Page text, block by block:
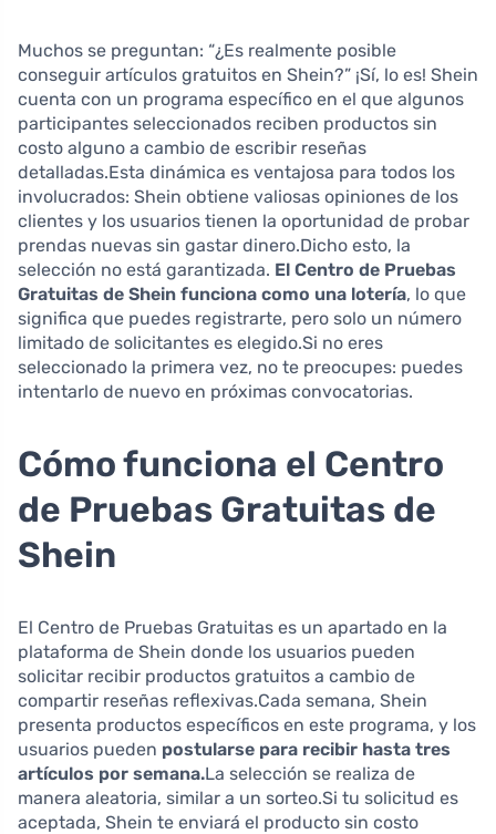
Muchos se preguntan: “¿Es realmente posible
conseguir artículos gratuitos en Shein?” ¡Sí, lo es! Shein
cuenta con un programa específico en el que algunos
participantes seleccionados reciben productos sin
costo alguno a cambio de escribir reseñas
detalladas.Esta dinámica es ventajosa para todos los
involucrados: Shein obtiene valiosas opiniones de los
clientes y los usuarios tienen la oportunidad de probar
prendas nuevas sin gastar dinero.Dicho esto, la
selección no está garantizada. El Centro de Pruebas
Gratuitas de Shein funciona como una lotería, lo que
significa que puedes registrarte, pero solo un número
limitado de solicitantes es elegido.Si no eres
seleccionado la primera vez, no te preocupes: puedes
intentarlo de nuevo en próximas convocatorias.
Cómo funciona el Centro
de Pruebas Gratuitas de
Shein
El Centro de Pruebas Gratuitas es un apartado en la
plataforma de Shein donde los usuarios pueden
solicitar recibir productos gratuitos a cambio de
compartir reseñas reflexivas.Cada semana, Shein
presenta productos específicos en este programa, y los
usuarios pueden postularse para recibir hasta tres
artículos por semana.La selección se realiza de
manera aleatoria, similar a un sorteo.Si tu solicitud es
aceptada, Shein te enviará el producto sin costo